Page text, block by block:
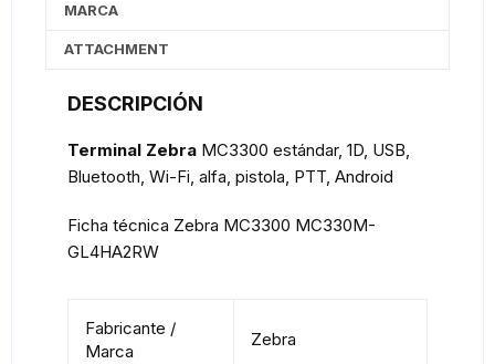
MARCA
ATTACHMENT
DESCRIPCIÓN
Terminal Zebra MC3300 estándar, 1D, USB,
Bluetooth, Wi-Fi, alfa, pistola, PTT, Android
Ficha técnica Zebra MC3300 MC330M-
GL4HA2RW
Fabricante /
Marca
Zebra